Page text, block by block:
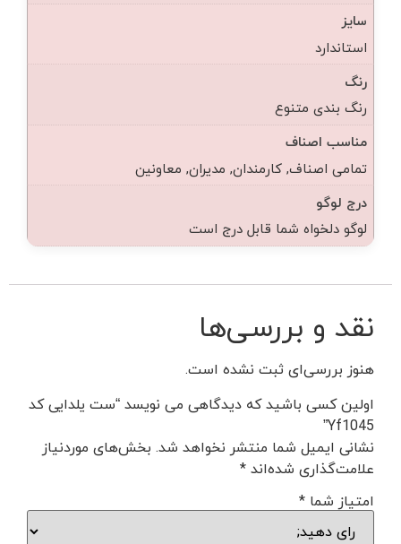
سایز
استاندارد
رنگ
رنگ بندی متنوع
مناسب اصناف
تمامی اصناف, کارمندان, مدیران, معاونین
درج لوگو
لوگو دلخواه شما قابل درج است
نقد و بررسی‌ها
هنوز بررسی‌ای ثبت نشده است.
اولین کسی باشید که دیدگاهی می نویسد “ست یلدایی کد
Yf1045”
نشانی ایمیل شما منتشر نخواهد شد. بخش‌های موردنیاز
علامت‌گذاری شده‌اند*
امتیاز شما *